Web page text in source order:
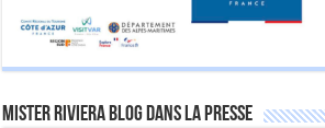
Mister Riviera Blog dans la Presse